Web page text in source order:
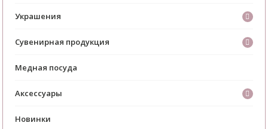
Украшения
Сувенирная продукция
Медная посуда
Аксессуары
Новинки